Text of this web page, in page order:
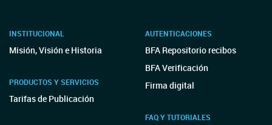
INSTITUCIONAL
Misión, Visión e Historia
PRODUCTOS Y SERVICIOS
Tarifas de Publicación
AUTENTICACIONES
BFA Repositorio recibos
BFA Verificación
Firma digital
FAQ Y TUTORIALES